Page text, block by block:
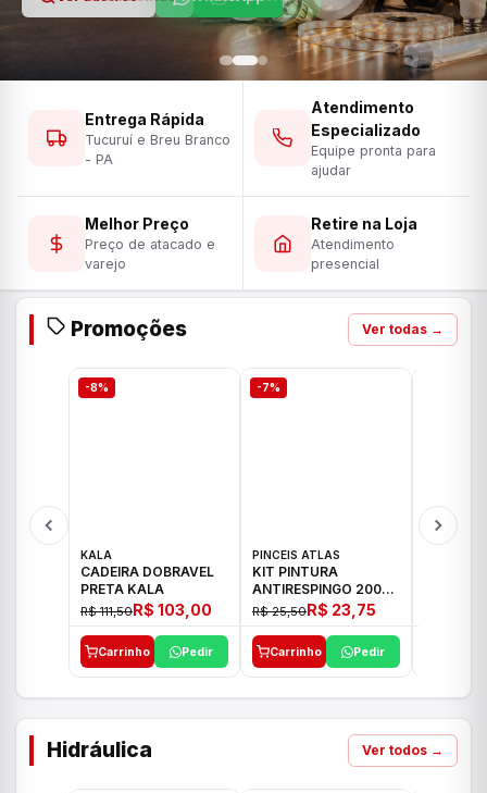
Entrega Rápida
Tucuruí e Breu Branco
- PA
Atendimento
Especializado
Equipe pronta para
ajudar
Melhor Preço
Preço de atacado e
varejo
Retire na Loja
Atendimento
presencial
Promoções Ver todas →
-8%
KALA
CADEIRA DOBRAVEL
PRETA KALA
R$ 111,50R$ 103,00
Carrinho Pedir
-7%
PINCEIS ATLAS
KIT PINTURA
ANTIRESPINGO 2003
ATLAS 03 PCS
R$ 25,50R$ 23,75
Carrinho Pedir
Hidráulica Ver todos →